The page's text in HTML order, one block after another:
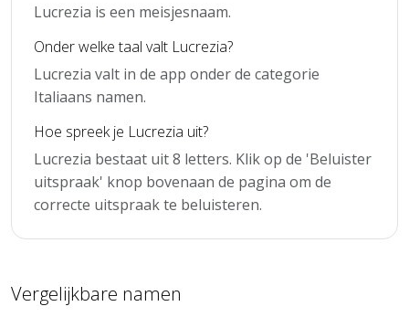
Lucrezia is een meisjesnaam.
Onder welke taal valt Lucrezia?
Lucrezia valt in de app onder de categorie
Italiaans namen.
Hoe spreek je Lucrezia uit?
Lucrezia bestaat uit 8 letters. Klik op de 'Beluister
uitspraak' knop bovenaan de pagina om de
correcte uitspraak te beluisteren.
Vergelijkbare namen